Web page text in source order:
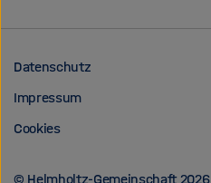
Datenschutz
Impressum
Cookies
© Helmholtz-Gemeinschaft 2026